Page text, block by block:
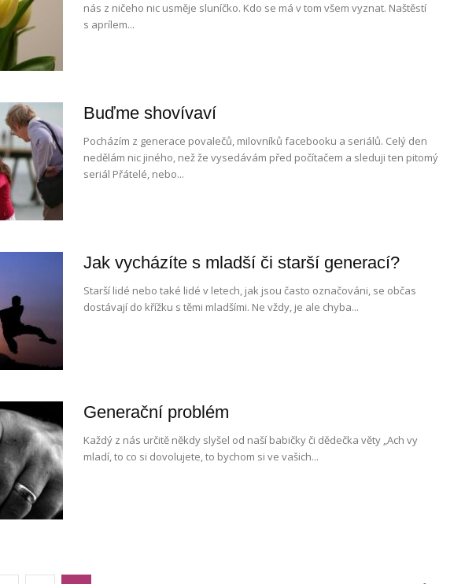
nás z ničeho nic usměje sluníčko. Kdo se má v tom všem vyznat. Naštěstí
s aprílem...
Buďme shovívaví
Pocházím z generace povalečů, milovníků facebooku a seriálů. Celý den
nedělám nic jiného, než že vysedávám před počítačem a sleduji ten pitomý
seriál Přátelé, nebo...
Jak vycházíte s mladší či starší generací?
Starší lidé nebo také lidé v letech, jak jsou často označováni, se občas
dostávají do křížku s těmi mladšími. Ne vždy, je ale chyba...
Generační problém
Každý z nás určitě někdy slyšel od naší babičky či dědečka věty „Ach vy
mladí, to co si dovolujete, to bychom si ve vašich...